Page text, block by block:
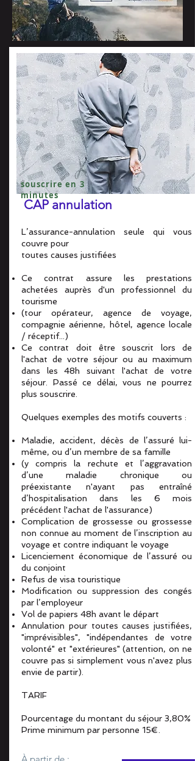
souscrire en 3
minutes
CAP annulation
L’assurance-annulation seule qui vous
couvre pour
toutes causes justifiées
Ce contrat assure les prestations
achetées auprès d'un professionnel du
tourisme
(tour opérateur, agence de voyage,
compagnie aérienne, hôtel, agence locale
/ réceptif...)
Ce contrat doit être souscrit lors de
l'achat de votre séjour ou au maximum
dans les 48h suivant l'achat de votre
séjour. Passé ce délai, vous ne pourrez
plus souscrire.
Quelques exemples des motifs couverts :
Maladie, accident, décès de l’assuré lui-
même, ou d’un membre de sa famille
(y compris la rechute et l’aggravation
d’une maladie chronique ou
préexistante n'ayant pas entraîné
d’hospitalisation dans les 6 mois
précédent l'achat de l'assurance)
Complication de grossesse ou grossesse
non connue au moment de l’inscription au
voyage et contre indiquant le voyage
Licenciement économique de l’assuré ou
du conjoint
Refus de visa touristique
Modification ou suppression des congés
par l’employeur
Vol de papiers 48h avant le départ
Annulation pour toutes causes justifiées,
"imprévisibles", "indépendantes de votre
volonté" et "extérieures" (attention, on ne
couvre pas si simplement vous n'avez plus
envie de partir).
TARIF
Pourcentage du montant du séjour 3,80%
Prime minimum par personne 15€.